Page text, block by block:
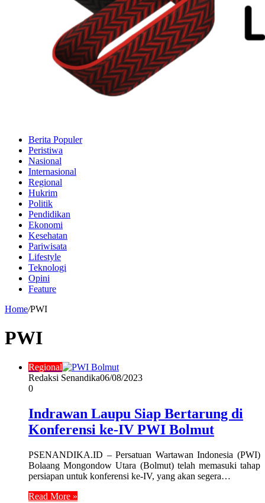
Berita Populer
Peristiwa
Nasional
Internasional
Regional
Hukrim
Politik
Pendidikan
Ekonomi
Kesehatan
Pariwisata
Lifestyle
Teknologi
Opini
Feature
Home/PWI
PWI
Regional
Redaksi Senandika06/08/2023
0
Indrawan Laupu Siap Bertarung di
Konferensi ke-IV PWI Bolmut
PSENANDIKA.ID – Persatuan Wartawan Indonesia (PWI)
Bolaang Mongondow Utara (Bolmut) telah memasuki tahap
persiapan untuk konferensi ke-IV, yang akan segera…
Read More »